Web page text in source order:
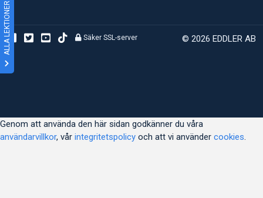
ALLA LEKTIONER © 2026 EDDLER AB
Säker SSL-server
Genom att använda den här sidan godkänner du våra
användarvillkor, vår integritetspolicy och att vi använder cookies.